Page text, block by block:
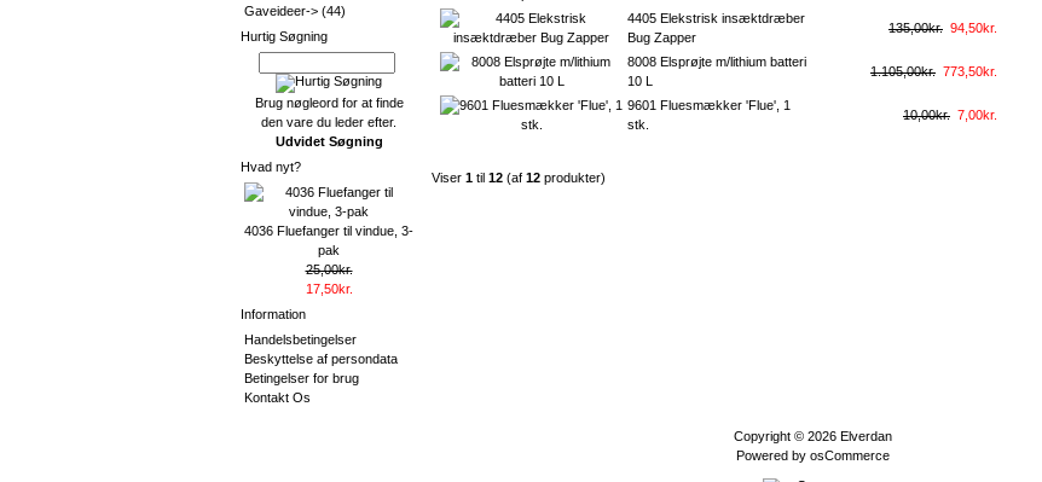
4405 Elekstrisk insæktdræber
Bug Zapper
135,00kr. 94,50kr.
8008 Elsprøjte m/lithium batteri
10 L
1.105,00kr. 773,50kr.
9601 Fluesmækker 'Flue', 1
stk.
10,00kr. 7,00kr.
Viser 1 til 12 (af 12 produkter)
Gaveideer-> (44)
Hurtig Søgning
Brug nøgleord for at finde
den vare du leder efter.
Udvidet Søgning
Hvad nyt?
4036 Fluefanger til vindue, 3-
pak
25,00kr.
17,50kr.
Information
Handelsbetingelser
Beskyttelse af persondata
Betingelser for brug
Kontakt Os
Copyright © 2026 Elverdan
Powered by osCommerce